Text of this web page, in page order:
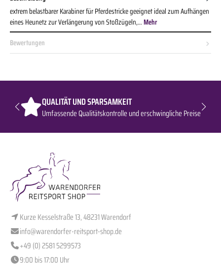
extrem belastbarer Karabiner für Pferdestricke geeignet ideal zum Aufhängen
eines Heunetz zur Verlängerung von Stoßzügeln,…Mehr
Bewertungen
QUALITÄT UND SPARSAMKEIT
Umfassende Qualitätskontrolle und erschwingliche Preise
Kurze Kesselstraße 13, 48231 Warendorf
info@warendorfer-reitsport-shop.de
+49 (0) 2581 5299573
9:00 bis 17:00 Uhr